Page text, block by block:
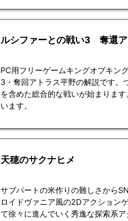
ルシファーとの戦い3 奪還ア
PC用フリーゲームキングオブキン
3・奪回アトラス平野の解説です。
を含めた総合的な戦いが始まりま
います。
天穂のサクナヒメ
サブパートの米作りの難しさから
ロイドヴァニア風の2Dアクション
て徐々に進んでいく秀逸な探索系ア